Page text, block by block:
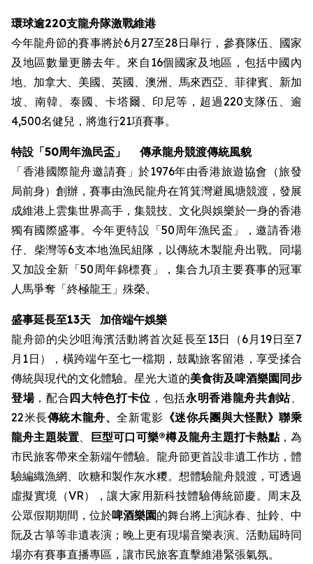
環球逾220支龍舟隊激戰維港
今年龍舟節的賽事將於6月27至28日舉行，參賽隊伍、國家
及地區數量更勝去年。來自16個國家及地區，包括中國內
地、加拿大、美國、英國、澳洲、馬來西亞、菲律賓、新加
坡、南韓、泰國、卡塔爾、印尼等，超過220支隊伍、逾
4,500名健兒，將進行21項賽事。
特設 「50周年漁民盃」
傳承龍舟競渡傳統風貌
「香港國際龍舟邀請賽」於1976年由香港旅遊協會（旅發
局前身）創辦，賽事由漁民龍舟在筲箕灣避風塘競渡，發展
成維港上雲集世界高手，集競技、文化與娛樂於一身的香港
獨有國際盛事。今年更特設「50周年漁民盃」，邀請香港
仔、柴灣等6支本地漁民組隊，以傳統木製龍舟出戰。同場
又加設全新「50周年錦標賽」，集合九項主要賽事的冠軍
人馬爭奪「終極龍王」殊榮。
盛事延長至13天
加倍端午娛樂
龍舟節的尖沙咀海濱活動將首次延長至13日（6月19日至7
月1日），橫跨端午至七一檔期，鼓勵旅客留港，享受揉合
傳統與現代的文化體驗。星光大道的美食街及啤酒樂園同步
登場，配合四大特色打卡位 ，包括永明香港龍舟共創站、
22米長傳統木龍舟、全新電影 《迷你兵團與大怪獸》聯乘
龍舟主題裝置、 巨型可口可樂®樽及龍舟主題打卡熱點，為
市民旅客帶來全新端午體驗。龍舟節更首設非遺工作坊，體
驗編織漁網、吹糖和製作灰水糭。想體驗龍舟競渡，可透過
虛擬實境（VR），讓大家用新科技體驗傳統節慶。周末及
公眾假期期間，位於啤酒樂園的舞台將上演詠春、扯鈴、中
阮及古箏等非遺表演；晚上更有現場音樂表演。活動屆時同
場亦有賽事直播專區，讓市民旅客直擊維港緊張氣氛。